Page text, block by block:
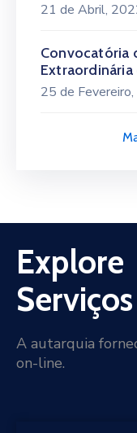
21 de Abril,
Convocatória
25 de
Explore
A autarquia
on-line.